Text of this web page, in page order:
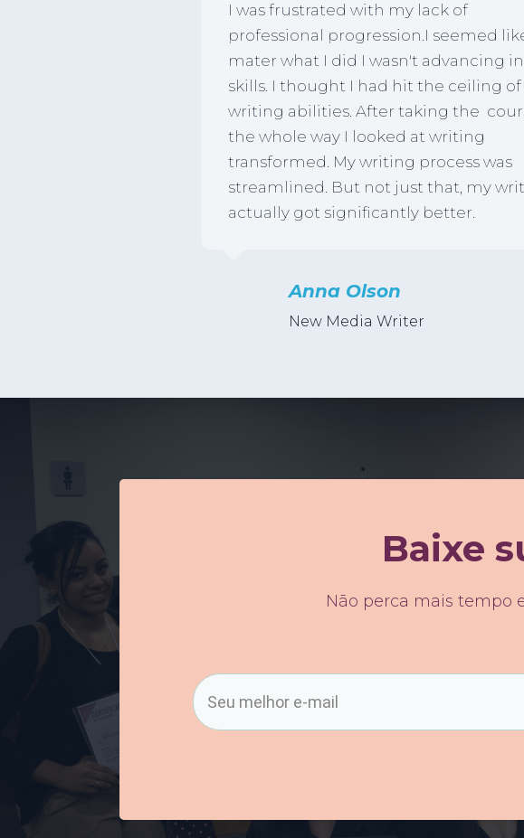
I was frustrated with my lack of
professional progression.I seemed
mater what I did I wasn't advancing
skills. I thought I had hit the ceiling
writing abilities. After taking the
the whole way I looked at writing
transformed. My writing process was
streamlined. But not just that, my
actually got significantly better.
Anna Olson
New Media Writer
Baixe
Não perca mais tempo